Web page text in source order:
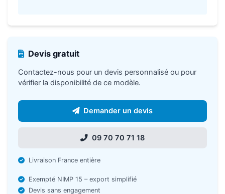
Devis gratuit
Contactez-nous pour un devis personnalisé ou pour
vérifier la disponibilité de ce modèle.
Demander un devis
09 70 70 71 18
Livraison France entière
Exempté NIMP 15 – export simplifié
Devis sans engagement